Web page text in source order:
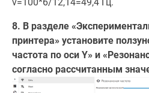
8. В разделе
принтера» установите
частота по оси Y» и
согласно рассчитанным